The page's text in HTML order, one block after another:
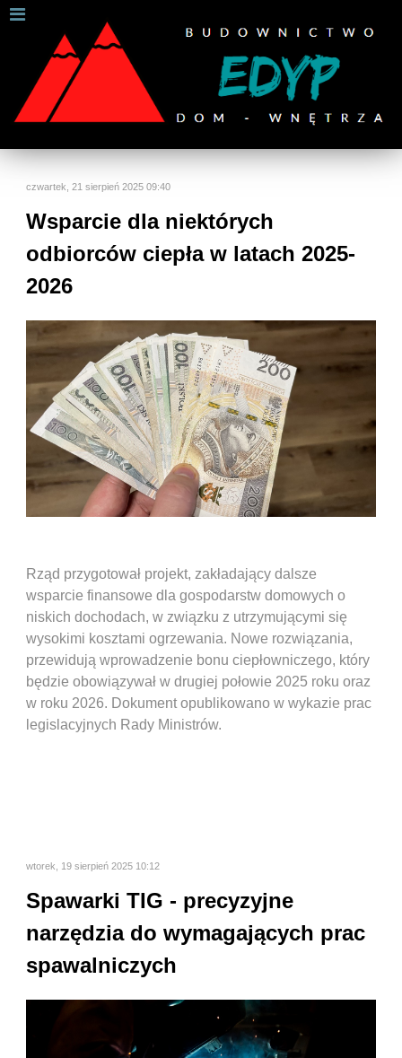
czwartek, 21 sierpień 2025 09:40
Wsparcie dla niektórych
odbiorców ciepła w latach 2025-
2026
Rząd przygotował projekt, zakładający dalsze
wsparcie finansowe dla gospodarstw domowych o
niskich dochodach, w związku z utrzymującymi się
wysokimi kosztami ogrzewania. Nowe rozwiązania,
przewidują wprowadzenie bonu ciepłowniczego, który
będzie obowiązywał w drugiej połowie 2025 roku oraz
w roku 2026. Dokument opublikowano w wykazie prac
legislacyjnych Rady Ministrów.
wtorek, 19 sierpień 2025 10:12
Spawarki TIG - precyzyjne
narzędzia do wymagających prac
spawalniczych
W celu zapewnienia jak najlepszych usług online, ta
strona korzysta z plików cookies.
Jeśli korzystasz z naszej strony internetowej, wyrażasz zgodę na
używanie naszych plików cookies.Dalsze informacje
Rozumiem